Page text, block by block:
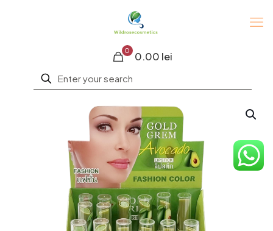
0 0.00 lei